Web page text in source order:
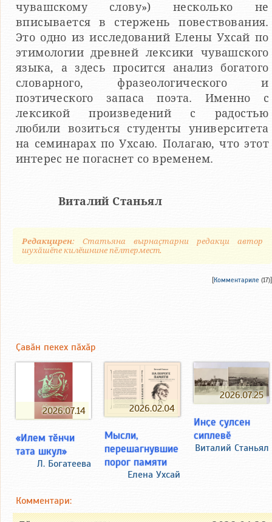
чувашскому слову») несколько не
вписывается в стержень повествования.
Это одно из исследований Елены Ухсай по
этимологии древней лексики чувашского
языка, а здесь просится анализ богатого
словарного, фразеологического и
поэтического запаса поэта. Именно с
лексикой произведений с радостью
любили возиться студенты университета
на семинарах по Ухсаю. Полагаю, что этот
интерес не погаснет со временем.
Виталий Станьял
Редакцирен: Статьяна вырнаҫтарни редакци автор
шухӑшӗпе килӗшнине пӗлтермест.
[Комментариле (17)]
Ҫавӑн пекех пӑхӑр
2026.07.14
«Илем тӗнчи
тата шкул»
Л. Богатеева
2026.02.04
Мысли,
перешагнувшие
порог памяти
Елена Ухсай
2026.07.25
Инҫе ҫулсен
сиплевӗ
Виталий Станьял
Комментари: